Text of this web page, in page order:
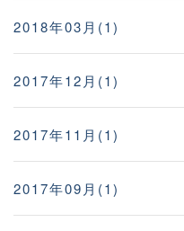
2018年03月(1)
2017年12月(1)
2017年11月(1)
2017年09月(1)